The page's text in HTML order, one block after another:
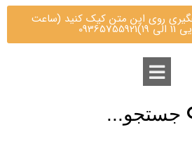
روی این متن کیک کنید (ساعت
جستجو...